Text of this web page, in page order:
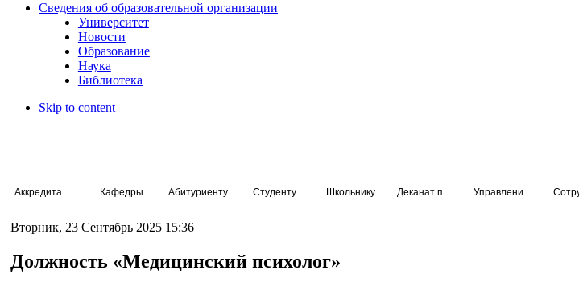
Сведения об образовательной организации
Университет
Новости
Образование
Наука
Библиотека
Skip to content
Кафедры Абитуриенту Студенту Школьнику
Вторник, 23 Сентябрь 2025 15:36
Должность «Медицинский психолог»